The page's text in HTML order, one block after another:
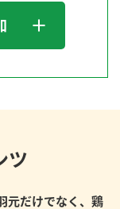
ツ
元だけでなく、鶏